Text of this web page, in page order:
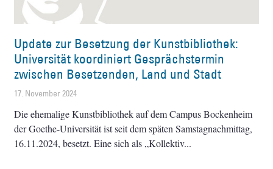
Update zur Besetzung der Kunstbibliothek:
Universität koordiniert Gesprächstermin
zwischen Besetzenden, Land und Stadt
17. November 2024
Die ehemalige Kunstbibliothek auf dem Campus Bockenheim
der Goethe-Universität ist seit dem späten Samstagnachmittag,
16.11.2024, besetzt. Eine sich als „Kollektiv